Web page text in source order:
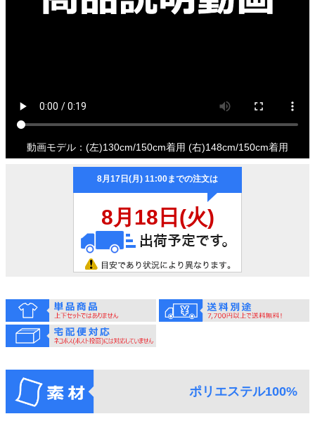
動画モデル：(左)130cm/150cm着用 (右)148cm/150cm着用
ポリエステル100%